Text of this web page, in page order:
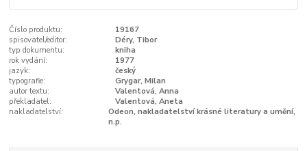
Číslo produktu:
19167
spisovatel/editor:
Déry, Tibor
typ dokumentu:
kniha
rok vydání:
1977
jazyk:
český
typografie:
Grygar, Milan
autor textu:
Valentová, Anna
překladatel:
Valentová, Aneta
nakladatelství:
Odeon, nakladatelství krásné literatury a umění,
n.p.